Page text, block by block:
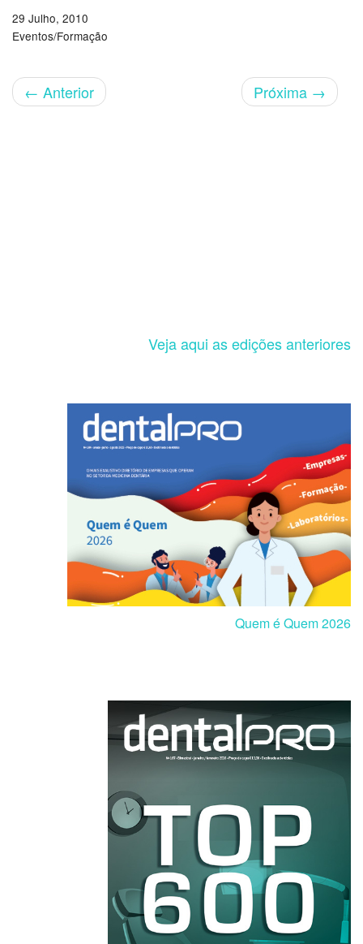
29 Julho, 2010
Eventos/Formação
← Anterior Próxima →
Veja aqui as edições anteriores
Quem é Quem 2026